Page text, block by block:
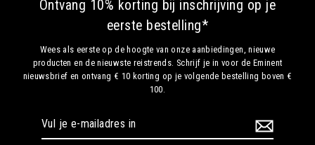
Ontvang 10% korting bij inschrijving op je
eerste bestelling*
Wees als eerste op de hoogte van onze aanbiedingen, nieuwe
producten en de nieuwste reistrends. Schrijf je in voor de Eminent
nieuwsbrief en ontvang € 10 korting op je volgende bestelling boven €
100.